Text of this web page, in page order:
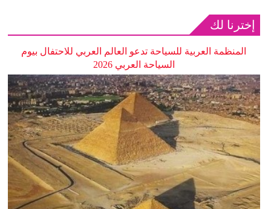
إخترنا لك
المنظمة العربية للسياحة تدعو العالم العربي للاحتفال بيوم
السياحة العربي 2026